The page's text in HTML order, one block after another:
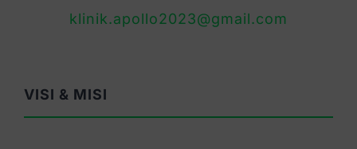
klinik.apollo2023@gmail.com
VISI & MISI